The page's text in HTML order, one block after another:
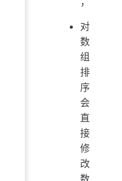
对
数
组
排
序
会
直
接
修
改
数